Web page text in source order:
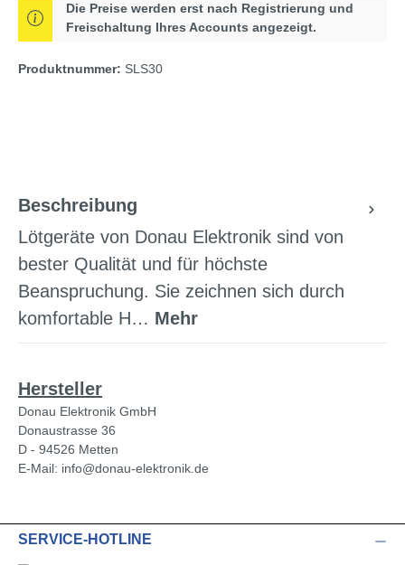
Die Preise werden erst nach Registrierung und
Freischaltung Ihres Accounts angezeigt.
Produktnummer: SLS30
Beschreibung
Lötgeräte von Donau Elektronik sind von
bester Qualität und für höchste
Beanspruchung. Sie zeichnen sich durch
komfortable H… Mehr
Hersteller
Donau Elektronik GmbH
Donaustrasse 36
D - 94526 Metten
E-Mail: info@donau-elektronik.de
SERVICE-HOTLINE